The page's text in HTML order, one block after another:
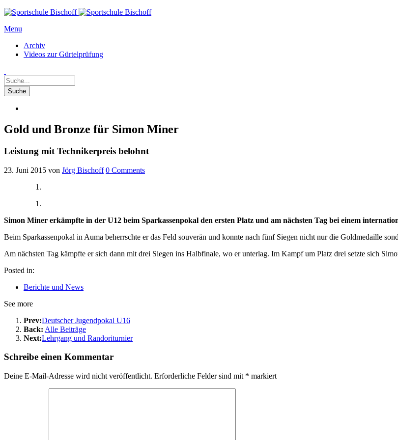
Menu
Archiv
Videos zur Gürtelprüfung
Gold und Bronze für Simon Miner
Leistung mit Technikerpreis belohnt
23. Juni 2015 von Jörg Bischoff 0 Comments
Simon Miner erkämpfte in der U12 beim Sparkassenpokal den ersten Platz und am nächsten Tag bei einem
Beim Sparkassenpokal in Auma beherrschte er das Feld souverän und konnte nach fünf Siegen nicht nur die Goldmedaille
Am nächsten Tag kämpfte er sich dann mit drei Siegen ins Halbfinale, wo er unterlag. Im Kampf um Platz drei setzte sich
Posted in:
Berichte und News
See more
Prev:Deutscher Jugendpokal U16
Back: Alle Beiträge
Next:Lehrgang und Randoriturnier
Schreibe einen Kommentar
Deine E-Mail-Adresse wird nicht veröffentlicht. Erforderliche Felder sind mit * markiert